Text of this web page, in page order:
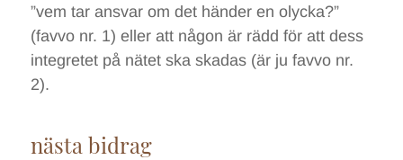
”vem tar ansvar om det händer en olycka?”
(favvo nr. 1) eller att någon är rädd för att dess
integretet på nätet ska skadas (är ju favvo nr.
2).
nästa bidrag